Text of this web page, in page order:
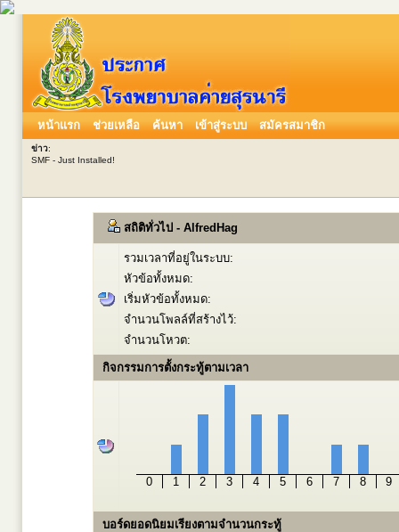
หน้าแรก ช่วยเหลือ ค้นหา เข้าสู่ระบบ สมัครสมาชิก
ข่าว:
SMF - Just Installed!
สถิติทั่วไป - AlfredHag
รวมเวลาที่อยู่ในระบบ:
หัวข้อทั้งหมด:
เริ่มหัวข้อทั้งหมด:
จำนวนโพลล์ที่สร้างไว้:
จำนวนโหวต:
กิจกรรมการตั้งกระทู้ตามเวลา
0 1 2 3 4 5 6 7 8 9
บอร์ดยอดนิยมเรียงตามจำนวนกระทู้